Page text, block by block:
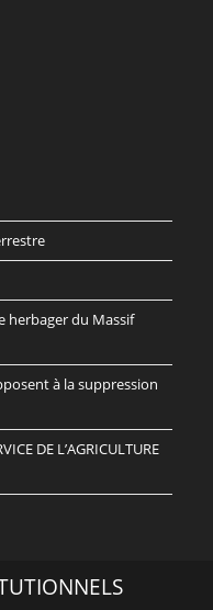
herbager du Massif
à la suppression
DE L’AGRICULTURE